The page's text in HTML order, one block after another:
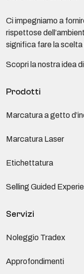
Ci impegniamo a
rispettose
significa fare la scelta
Scopri la nostra idea di
Prodotti
Marcatura a getto
Marcatura Laser
Etichettatura
Selling Guided
Servizi
Noleggio Tradex
Approfondimenti